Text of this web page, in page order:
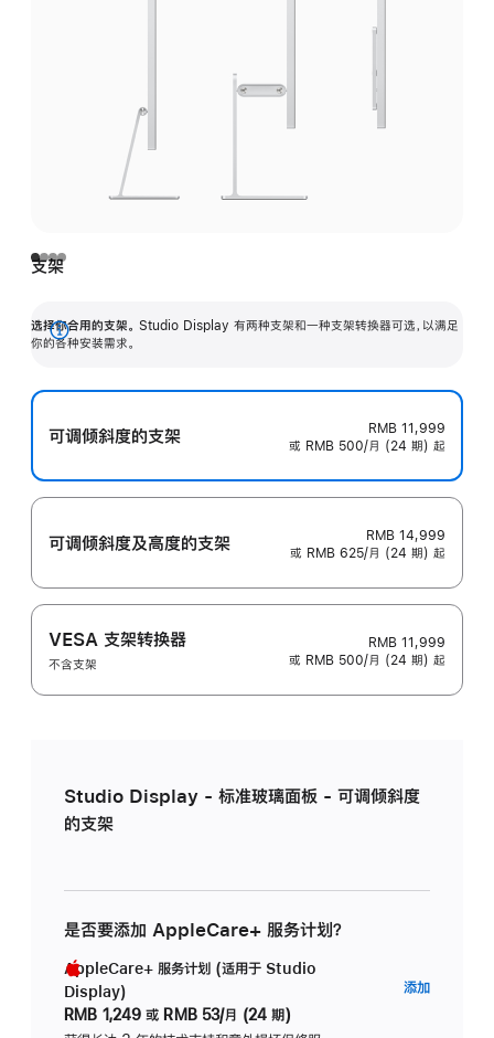
支架
选择你合用的支架。 Studio Display 有两种支架和一种支架转换器可选，以满足
你的各种安装需求。
展
可调倾斜度的支架
RMB 11,999
或 RMB 500/月 (24 期) 起
可调倾斜度及高‍度的支‍架
RMB 14,999
或 RMB 625/月 (24 期) 起
VESA 支架转换器
不含支架
RMB 11,999
或 RMB 500/月 (24 期) 起
Studio Display - 标准玻璃面板 - 可调倾斜度
的支架
是否要添加 AppleCare+ 服务计划？
AppleCare+ 服务计划 (适用于 Studio
Display)
RMB 1,249 或 RMB 53/月 (24 期)
添加